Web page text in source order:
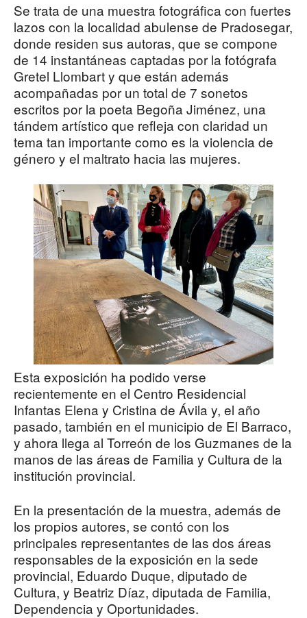
Se trata de una muestra fotográfica con fuertes
lazos con la localidad abulense de Pradosegar,
donde residen sus autoras, que se compone
de 14 instantáneas captadas por la fotógrafa
Gretel Llombart y que están además
acompañadas por un total de 7 sonetos
escritos por la poeta Begoña Jiménez, una
tándem artístico que refleja con claridad un
tema tan importante como es la violencia de
género y el maltrato hacia las mujeres.
Esta exposición ha podido verse
recientemente en el Centro Residencial
Infantas Elena y Cristina de Ávila y, el año
pasado, también en el municipio de El Barraco,
y ahora llega al Torreón de los Guzmanes de la
manos de las áreas de Familia y Cultura de la
institución provincial.
En la presentación de la muestra, además de
los propios autores, se contó con los
principales representantes de las dos áreas
responsables de la exposición en la sede
provincial, Eduardo Duque, diputado de
Cultura, y Beatriz Díaz, diputada de Familia,
Dependencia y Oportunidades.